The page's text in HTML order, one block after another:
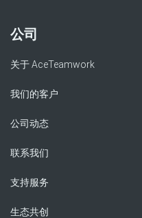
公司
关于 AceTeamwork
我们的客户
公司动态
联系我们
支持服务
生态共创